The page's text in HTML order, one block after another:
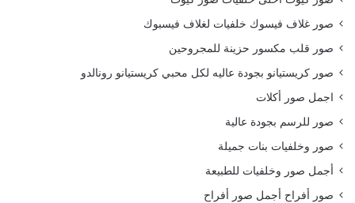
صور غلاف فيسوك خلفيات لغلاف فيسبوك
صور قلب مكسور حزينة للمجروحين
صور كريستيانو بجودة عاليه لكل محبي كريستيانو رونالدو
اجمل صور أكلات
صور للرسم بجودة عالية
صور وخلفيات بنات جميلة
أجمل صور وخلفيات للطبيعة
صور أفراح أجمل صور أفراح